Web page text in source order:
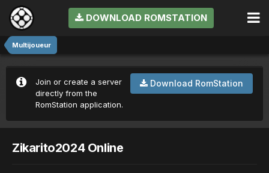
DOWNLOAD ROMSTATION
Multijoueur
Download RomStation
Join or create a server
directly from the
RomStation application.
Zikarito2024 Online